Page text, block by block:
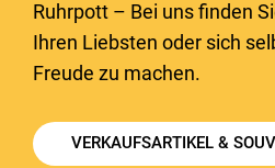
Ruhrpott – Bei uns finden
Ihren Liebsten oder sich
Freude zu machen.
VERKAUFSARTIKEL &